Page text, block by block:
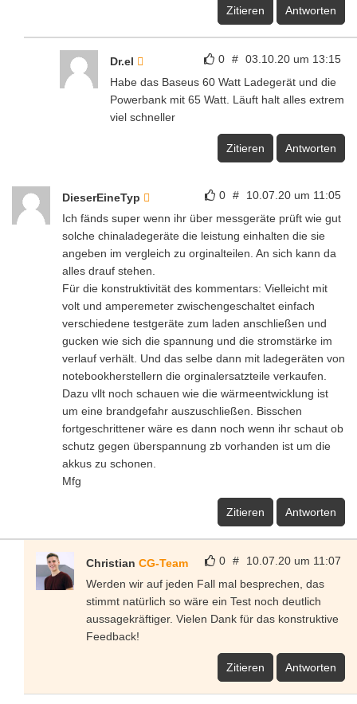
Zitieren Antworten
0 # 03.10.20 um 13:15
Dr.el
Habe das Baseus 60 Watt Ladegerät und die
Powerbank mit 65 Watt. Läuft halt alles extrem
viel schneller
Zitieren Antworten
0 # 10.07.20 um 11:05
DieserEineTyp
Ich fänds super wenn ihr über messgeräte prüft wie gut
solche chinaladegeräte die leistung einhalten die sie
angeben im vergleich zu orginalteilen. An sich kann da
alles drauf stehen.
Für die konstruktivität des kommentars: Vielleicht mit
volt und amperemeter zwischengeschaltet einfach
verschiedene testgeräte zum laden anschließen und
gucken wie sich die spannung und die stromstärke im
verlauf verhält. Und das selbe dann mit ladegeräten von
notebookherstellern die orginalersatzteile verkaufen.
Dazu vllt noch schauen wie die wärmeentwicklung ist
um eine brandgefahr auszuschließen. Bisschen
fortgeschrittener wäre es dann noch wenn ihr schaut ob
schutz gegen überspannung zb vorhanden ist um die
akkus zu schonen.
Mfg
Zitieren Antworten
0 # 10.07.20 um 11:07
Christian CG-Team
Werden wir auf jeden Fall mal besprechen, das
stimmt natürlich so wäre ein Test noch deutlich
aussagekräftiger. Vielen Dank für das konstruktive
Feedback!
Zitieren Antworten